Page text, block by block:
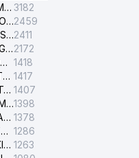
YASHNOBOD ELEKTR TARMOG'I NOSOZLIKLARI XIZMATI 3182
CHILONZOR ELEKTR TARMOG'I NOSOZLIK XIZMATI2459
O'ZBEKISTON RESPUBLIKASI BOSH PROKURATURASI ISHONCH TELEFONI2411
OLMAZOR ELEKTR TARMOG'I NOSOZLIKLARI XIZMATI2172
UCH-TEPA ELEKTR TARMOG'I NOSOZLIKLARI XIZMATI 1418
TOSHKENT SHAHAR ELEKTR TARMOQLARI KORXONASI AJ 1417
SHAYXONTOHUR ELEKTR TARMOG'I NOSOZLIKLARINI TUZATISH XIZMATI 1407
SAMARQAND ELEKTR TARMOQLARI AJ1398
SURXONDARYO ELEKTR TARMOQLARI AJ 1378
TOSHKENT TUMANI ELEKTR TARMOG'I AVARIYA XIZMATI 1286
TOSHKENT SHAHRI TASHKILOT TELEFONLARI HAQIDA MA'LUMOT BYUROSI 1263